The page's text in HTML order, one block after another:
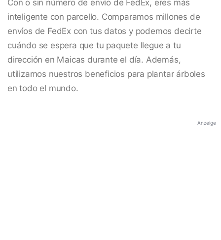
Con o sin número de envío de FedEx, eres más
inteligente con parcello. Comparamos millones de
envíos de FedEx con tus datos y podemos decirte
cuándo se espera que tu paquete llegue a tu
dirección en Maicas durante el día. Además,
utilizamos nuestros beneficios para plantar árboles
en todo el mundo.
Anzeige